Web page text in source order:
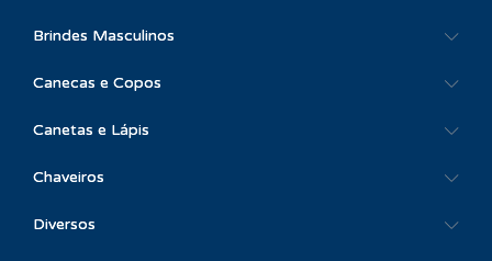
Brindes Masculinos
Canecas e Copos
Canetas e Lápis
Chaveiros
Diversos